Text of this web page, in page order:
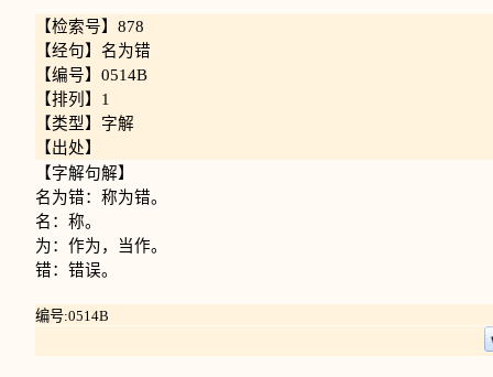
【检索号】878
【经句】名为错
【编号】0514B
【排列】1
【类型】字解
【出处】
【字解句解】
名为错：称为错。
名：称。
为：作为，当作。
错：错误。
编号:0514B